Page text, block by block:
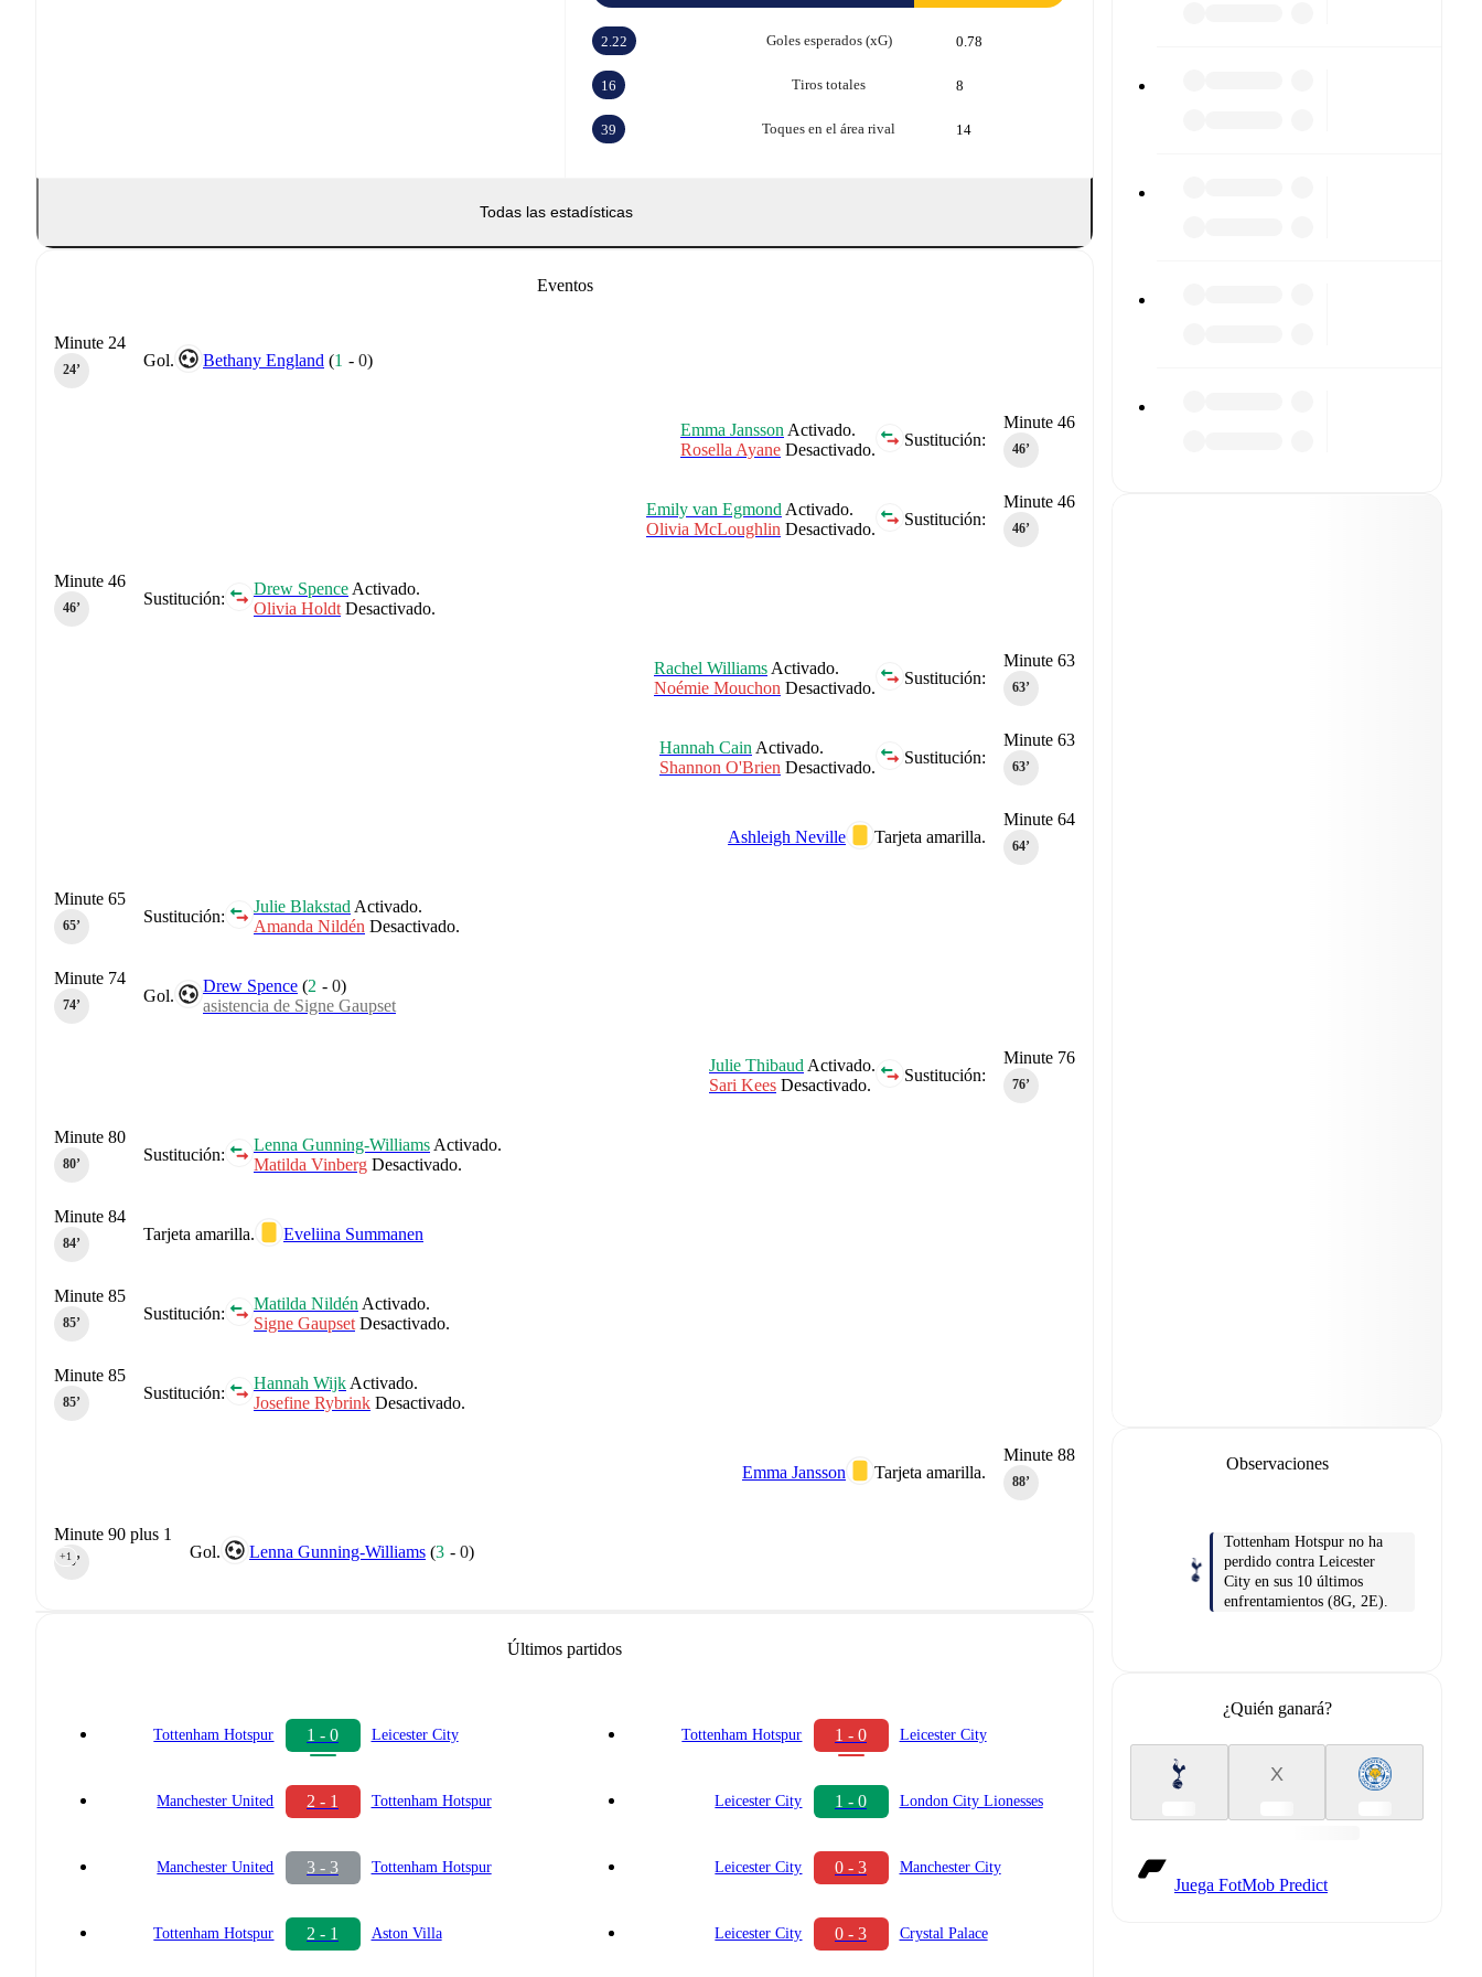
Goles esperados (xG)
2.22 0.78
Tiros totales
16 8
Toques en el área rival
39 14
Todas las estadísticas
Eventos
Gol. Bethany England (1 -0)
Minute 24
24‎’‎
Minute 46
46‎’‎
Sustitución:
Emma Jansson Activado.
Rosella Ayane Desactivado.
Minute 46
46‎’‎
Sustitución:
Emily van Egmond Activado.
Olivia McLoughlin Desactivado.
Sustitución:
Drew Spence Activado.
Olivia Holdt Desactivado.
Minute 46
46‎’‎
Minute 63
63‎’‎
Sustitución:
Rachel Williams Activado.
Noémie Mouchon Desactivado.
Minute 63
63‎’‎
Sustitución:
Hannah Cain Activado.
Shannon O'Brien Desactivado.
Minute 64
64‎’‎
Tarjeta amarilla.
Ashleigh Neville
Sustitución:
Julie Blakstad Activado.
Amanda Nildén Desactivado.
Minute 65
65‎’‎
Gol.
Drew Spence (2 -0)
asistencia de Signe Gaupset
Minute 74
74‎’‎
Minute 76
76‎’‎
Sustitución:
Julie Thibaud Activado.
Sari Kees Desactivado.
Sustitución:
Lenna Gunning-Williams Activado.
Matilda Vinberg Desactivado.
Minute 80
80‎’‎
Tarjeta amarilla. Eveliina Summanen
Minute 84
84‎’‎
Sustitución:
Matilda Nildén Activado.
Signe Gaupset Desactivado.
Minute 85
85‎’‎
Sustitución:
Hannah Wijk Activado.
Josefine Rybrink Desactivado.
Minute 85
85‎’‎
Minute 88
88‎’‎
Tarjeta amarilla.
Emma Jansson
Gol. Lenna Gunning-Williams (3 -0)
Minute 90 plus 1
90‎’‎
+1
Últimos partidos
Tottenham Hotspur 1 - 0 Leicester City
Manchester United 2 - 1 Tottenham Hotspur
Manchester United 3 - 3 Tottenham Hotspur
Tottenham Hotspur 2 - 1 Aston Villa
Tottenham Hotspur 1 - 0 Leicester City
Leicester City 1 - 0 London City Lionesses
Leicester City 0 - 3 Manchester City
Leicester City 0 - 3 Crystal Palace
Observaciones
Tottenham Hotspur no ha
perdido contra Leicester
City en sus 10 últimos
enfrentamientos (8G, 2E).
¿Quién ganará?
X
Juega FotMob Predict